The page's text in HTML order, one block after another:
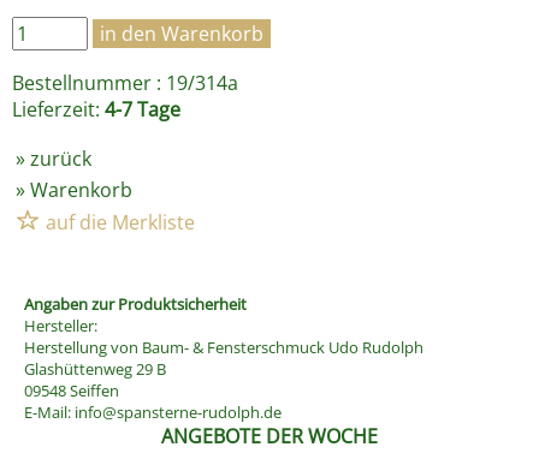
Bestellnummer : 19/314a
Lieferzeit: 4-7 Tage
»zurück
»Warenkorb
Angaben zur Produktsicherheit
Hersteller:
Herstellung von Baum- & Fensterschmuck Udo Rudolph
Glashüttenweg 29 B
09548 Seiffen
E-Mail: info@spansterne-rudolph.de
ANGEBOTE DER WOCHE